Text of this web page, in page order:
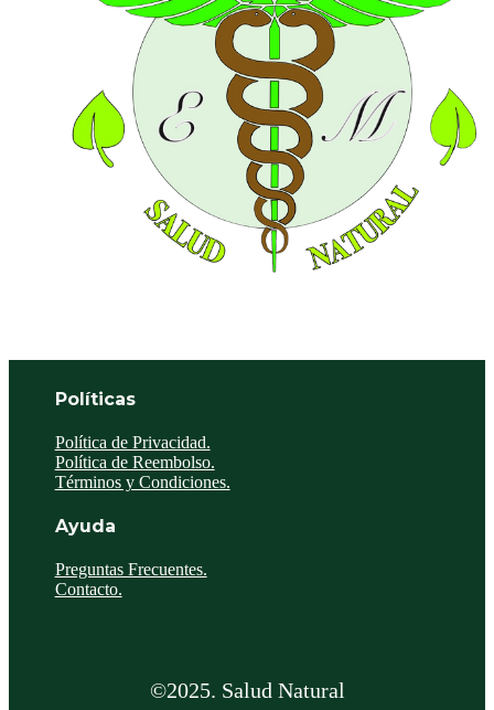
Políticas
Política de Privacidad.
Política de Reembolso.
Términos y Condiciones.
Ayuda
Preguntas Frecuentes.
Contacto.
©2025. Salud Natural